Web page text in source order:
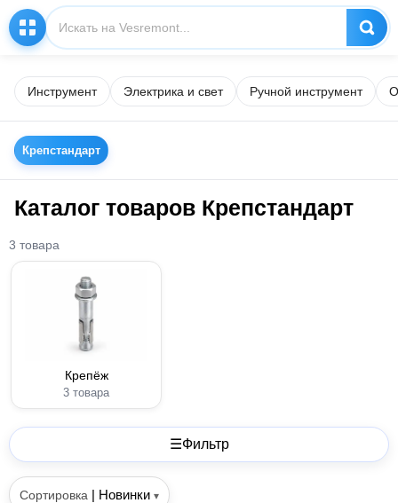
Инструмент Электрика и свет Ручной инструмент
Крепстандарт
Каталог товаров Крепстандарт
3 товара
Крепёж
3 товара
☰Фильтр
Сортировка | Новинки ▾